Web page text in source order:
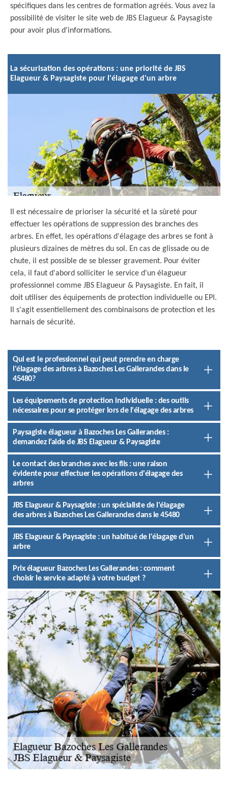
spécifiques dans les centres de formation agréés. Vous avez la
possibilité de visiter le site web de JBS Elagueur & Paysagiste
pour avoir plus d'informations.
La sécurisation des opérations : une priorité de JBS
Elagueur & Paysagiste pour l'élagage d'un arbre
Il est nécessaire de prioriser la sécurité et la sûreté pour
effectuer les opérations de suppression des branches des
arbres. En effet, les opérations d'élagage des arbres se font à
plusieurs dizaines de mètres du sol. En cas de glissade ou de
chute, il est possible de se blesser gravement. Pour éviter
cela, il faut d'abord solliciter le service d'un élagueur
professionnel comme JBS Elagueur & Paysagiste. En fait, il
doit utiliser des équipements de protection individuelle ou EPI.
Il s'agit essentiellement des combinaisons de protection et les
harnais de sécurité.
Qui est le professionnel qui peut prendre en charge
l'élagage des arbres à Bazoches Les Gallerandes dans le
45480?
Les équipements de protection individuelle : des outils
nécessaires pour se protéger lors de l'élagage des arbres
Paysagiste élagueur à Bazoches Les Gallerandes :
demandez l’aide de JBS Elagueur & Paysagiste
Le contact des branches avec les fils : une raison
évidente pour effectuer les opérations d'élagage des
arbres
JBS Elagueur & Paysagiste : un spécialiste de l'élagage
des arbres à Bazoches Les Gallerandes dans le 45480
JBS Elagueur & Paysagiste : un habitué de l'élagage d'un
arbre
Prix élagueur Bazoches Les Gallerandes : comment
choisir le service adapté à votre budget ?